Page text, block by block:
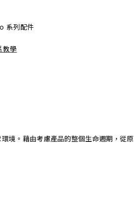
系列配件
教學
境。藉由考慮產品的整個生命週期，